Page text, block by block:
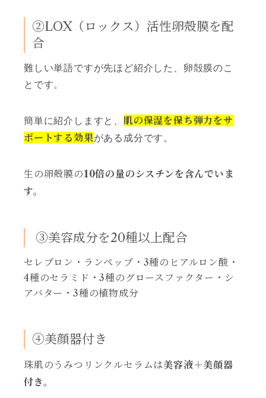
②LOX（ロックス）活性卵殻膜を配
合
難しい単語ですが先ほど紹介した、卵殻膜のこ
とです。
簡単に紹介しますと、 肌の保湿を保ち弾力をサ
ポートする効果がある成分です。
生の卵殻膜の10倍の量のシスチンを含んでいま
す。
③美容成分を20種以上配合
セレプロン・ランペップ・3種のヒアルロン酸・
4種のセラミド・3種のグロースファクター・シ
アバター・3種の植物成分
④美顔器付き
珠肌のうみつリンクルセラムは美容液＋美顔器
付き。